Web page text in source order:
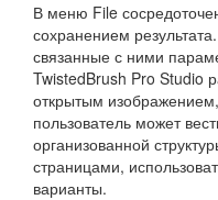
В меню File
сохранением
связанные с ними
TwistedBrush Pro Studio
открытым
пользователь может
организованной
страницами,
варианты.